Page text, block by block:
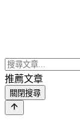
推薦文章
關閉搜尋